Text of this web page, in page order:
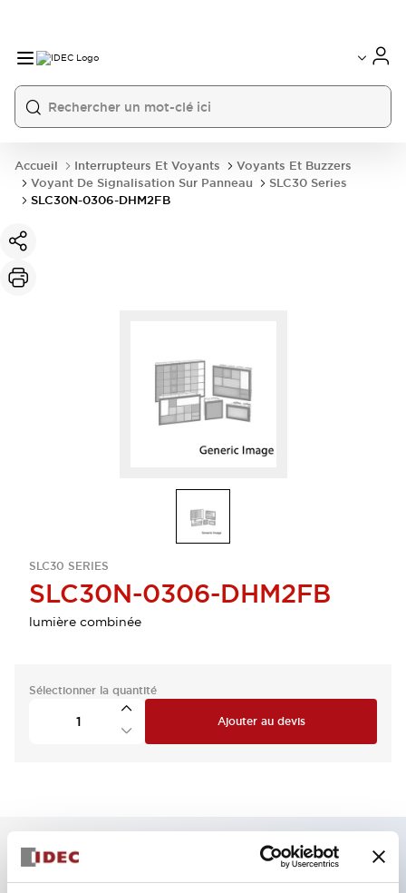
Accueil Interrupteurs Et Voyants
Voyants Et Buzzers
Voyant De Signalisation Sur Panneau
SLC30 Series
SLC30N-0306-DHM2FB
SLC30 SERIES
SLC30N-0306-DHM2FB
lumière combinée
Sélectionner la quantité
Ajouter au devis
Caractéristiques clés